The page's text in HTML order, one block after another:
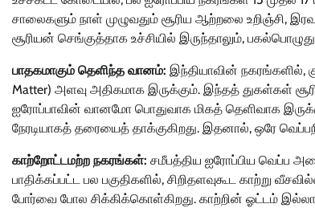
சாலைகளும் நாள் முழுவதும் சூரிய ஆற்றலை உறிஞ்சி,
சூரியன் செங்குத்தாக உச்சியில் இருந்தாலும்,
பாதகமாகும் தெளிந்த வானம்: இந்தியாவின் நகரங்களில்,
Matter) அளவு அதிகமாக இருக்கும். இந்தத் துகள்கள்
ஐரோப்பாவின் வானமோ பொதுவாக மிகத் தெளிவாக
நேரடியாகத் தரையைத் தாக்குகிறது. இதனால், ஒரே
காற்றோட்டமற்ற நகரங்கள்: சமீபத்திய ஐரோப்பிய வெப்ப
பாதிக்கப்பட்ட பல பகுதிகளில், சிறிதளவுகூட காற்று
போர்வை போல சிக்கிக்கொள்கிறது. காற்றின் ஓட்டம்